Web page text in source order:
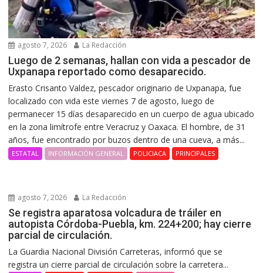
agosto 7, 2026 La Redacción
Luego de 2 semanas, hallan con vida a pescador de
Uxpanapa reportado como desaparecido.
Erasto Crisanto Valdez, pescador originario de Uxpanapa, fue
localizado con vida este viernes 7 de agosto, luego de
permanecer 15 días desaparecido en un cuerpo de agua ubicado
en la zona limítrofe entre Veracruz y Oaxaca. El hombre, de 31
años, fue encontrado por buzos dentro de una cueva, a más...
ESTATAL INFORMACIÓN GENERAL POLICIACA PRINCIPALES
agosto 7, 2026 La Redacción
Se registra aparatosa volcadura de tráiler en
autopista Córdoba-Puebla, km. 224+200; hay cierre
parcial de circulación.
La Guardia Nacional División Carreteras, informó que se
registra un cierre parcial de circulación sobre la carretera...